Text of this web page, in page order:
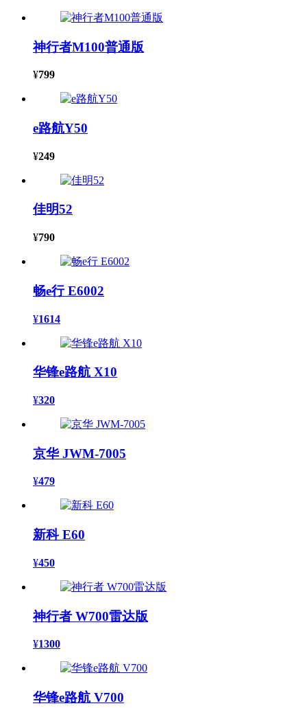
神行者M100普通版
¥799
e路航Y50
¥249
佳明52
¥790
畅e行 E6002
¥1614
华锋e路航 X10
¥320
京华 JWM-7005
¥479
新科 E60
¥450
神行者 W700雷达版
¥1300
华锋e路航 V700